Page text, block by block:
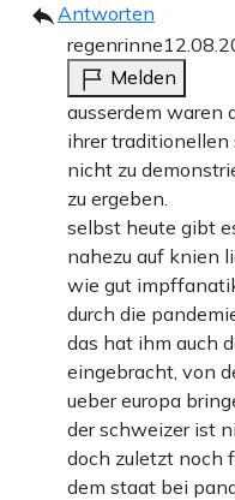
Antworten
regenrinne
Melden
ausserdem waren
ihrer traditionellen
nicht zu
zu ergeben.
selbst heute gibt
nahezu auf knien
wie gut
durch die
das hat ihm auch
eingebracht, von
ueber europa
der schweizer ist
doch zuletzt noch
dem staat bei